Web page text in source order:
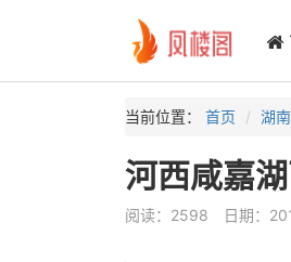
当前位置： 首页 湖
河西咸嘉
阅读：2598 日期：